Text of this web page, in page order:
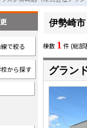
伊勢崎
棟数 1 件 (総部
グラン
で絞る
から探す